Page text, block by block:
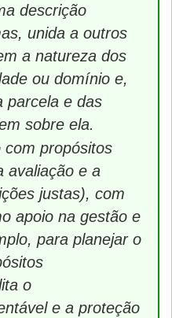
descrição
unida a outros
a natureza dos
ou domínio e,
parcela e das
sobre ela.
com propósitos
avaliação e a
justas), com
apoio na gestão e
para planejar o
o
e a proteção